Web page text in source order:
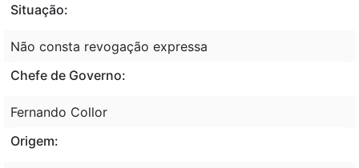
Situação:
Não consta revogação expressa
Chefe de Governo:
Fernando Collor
Origem: